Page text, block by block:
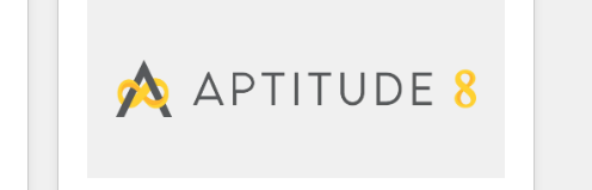
Different Because We're Built Different: - Secure:
Soc2 compliant 🛡️ - Onboarding: Implementations